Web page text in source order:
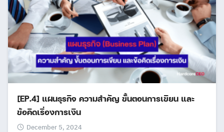
[EP.4] แผนธุรกิจ ความสำคัญ ขั้นตอนการเขียน และ
ข้อคิดเรื่องการเงิน
December 5, 2024